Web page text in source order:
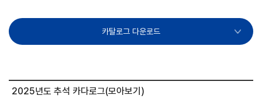
카탈로그 다운로드
2025년도 추석 카다로그(모아보기)